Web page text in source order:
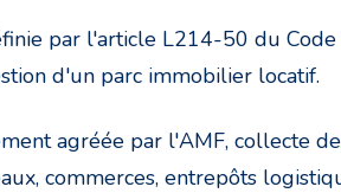
par l'article L214-50 du
d'un parc immobilier locatif.
agréée par l'AMF, collecte
commerces, entrepôts